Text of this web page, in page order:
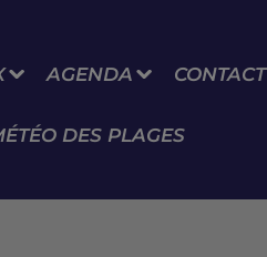
AGENDA CONTACT
DES PLAGES